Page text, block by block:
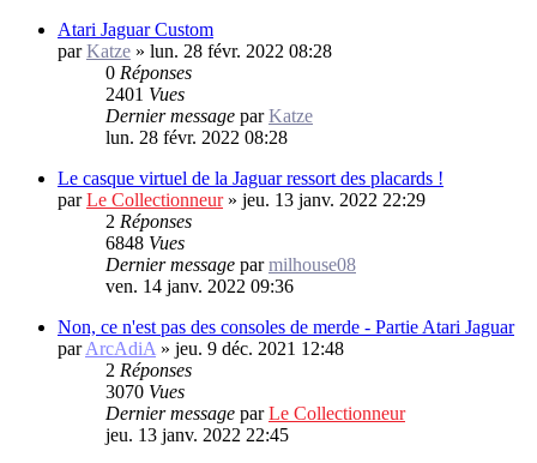
Atari Jaguar Custom
parKatze » lun. 28 févr. 2022 08:28
0 Réponses
2401 Vues
Dernier message parKatze
lun. 28 févr. 2022 08:28
Le casque virtuel de la Jaguar ressort des placards !
parLe Collectionneur» jeu. 13 janv. 2022 22:29
2 Réponses
6848 Vues
Dernier message parmilhouse08
ven. 14 janv. 2022 09:36
Non, ce n'est pas des consoles de merde - Partie Atari Jaguar
parArcAdiA » jeu. 9 déc. 2021 12:48
2 Réponses
3070 Vues
Dernier message parLe Collectionneur
jeu. 13 janv. 2022 22:45